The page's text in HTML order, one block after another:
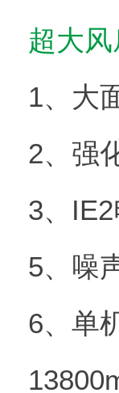
超大
1、大
2、强
3、
5、噪
6、单